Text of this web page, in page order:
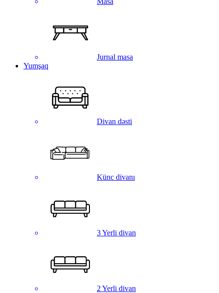
Jurnal masa
Yumşaq
Divan dəsti
Künc divanı
3 Yerli divan
2 Yerli divan